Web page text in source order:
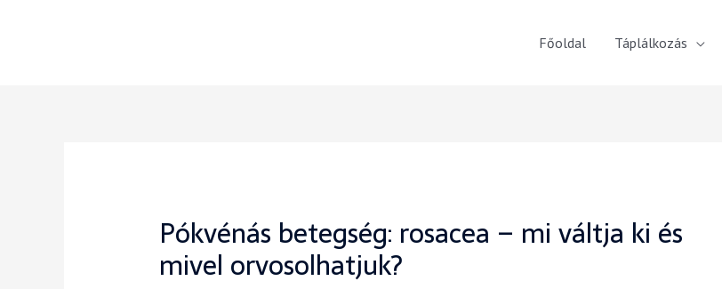
Főoldal Táplálkozás
Pókvénás betegség: rosacea – mi váltja ki és
mivel orvosolhatjuk?